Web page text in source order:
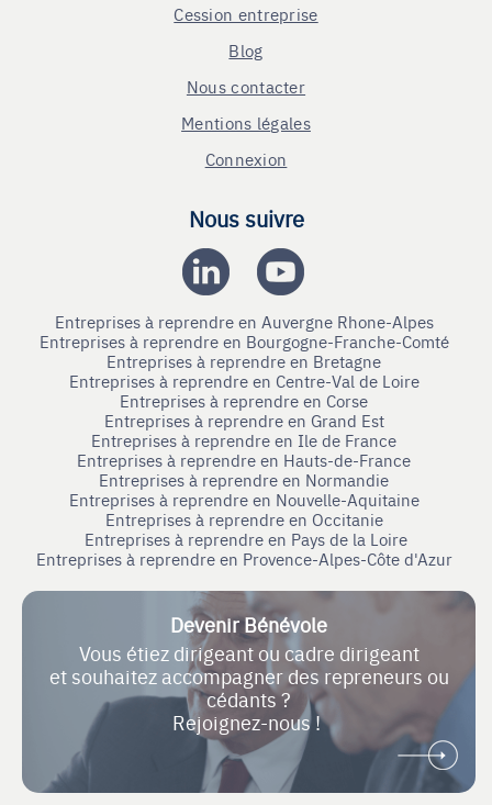
Cession entreprise
Blog
Nous contacter
Mentions légales
Connexion
Nous suivre
Entreprises à reprendre en Auvergne Rhone-Alpes
Entreprises à reprendre en Bourgogne-Franche-Comté
Entreprises à reprendre en Bretagne
Entreprises à reprendre en Centre-Val de Loire
Entreprises à reprendre en Corse
Entreprises à reprendre en Grand Est
Entreprises à reprendre en Ile de France
Entreprises à reprendre en Hauts-de-France
Entreprises à reprendre en Normandie
Entreprises à reprendre en Nouvelle-Aquitaine
Entreprises à reprendre en Occitanie
Entreprises à reprendre en Pays de la Loire
Entreprises à reprendre en Provence-Alpes-Côte d'Azur
Devenir Bénévole
Vous étiez dirigeant ou cadre dirigeant
et souhaitez accompagner des repreneurs ou
cédants ?
Rejoignez-nous !